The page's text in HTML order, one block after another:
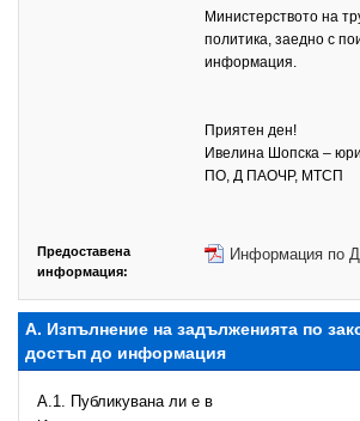
Министерството на
политика, заедно с
информация.
Приятен ден!
Ивелина Шопска –
ПО, Д ПАОЧР, МТСП
Предоставена
информация:
Информация по
А. Изпълнение на задълженията по
достъп до информация
A.1. Публикувана ли е в